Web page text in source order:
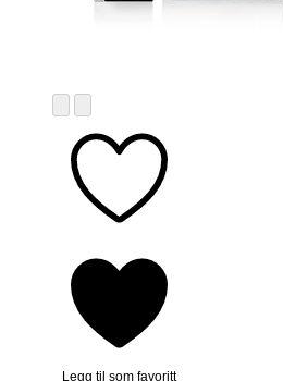
Legg til som favoritt